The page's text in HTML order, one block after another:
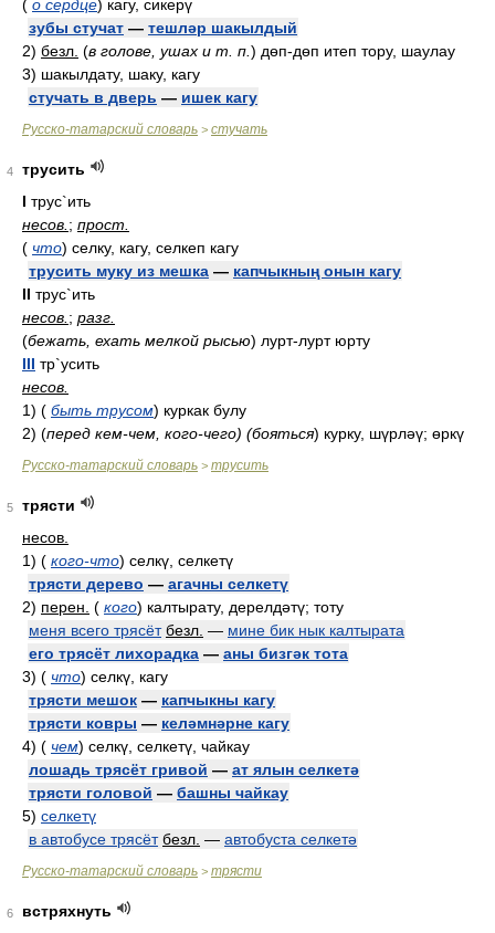
( о сердце) кагу, сикерү
зубы стучат — тешләр шакылдый
2) безл. (в голове, ушах и т. п. ) дөп-дөп итеп тору, шаулау
3) шакылдату, шаку, кагу
стучать в дверь — ишек кагу
Русско-татарский словарь > стучать
4
трусить
I трус`ить
несов. ; прост.
( что) селку, кагу, селкеп кагу
трусить муку из мешка — капчыкның онын кагу
II трус`ить
несов. ; разг.
(бежать, ехать мелкой рысью) лурт-лурт юрту
III тр`усить
несов.
1) ( быть трусом) куркак булу
2) (перед кем-чем, кого-чего) (бояться) курку, шүрләү; өркү
Русско-татарский словарь > трусить
5
трясти
несов.
1) ( кого-что) селкү, селкетү
трясти дерево — агачны селкетү
2) перен. ( кого) калтырату, дерелдәтү; тоту
меня всего трясёт безл. — мине бик нык калтырата
его трясёт лихорадка — аны бизгәк тота
3) ( что) селкү, кагу
трясти мешок — капчыкны кагу
трясти ковры — келәмнәрне кагу
4) ( чем) селкү, селкетү, чайкау
лошадь трясёт гривой — ат ялын селкетә
трясти головой — башны чайкау
5) селкетү
в автобусе трясёт безл. — автобуста селкетә
Русско-татарский словарь > трясти
6 встряхнуть